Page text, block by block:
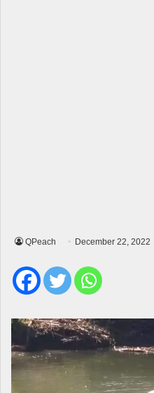
QPeach December 22, 2022